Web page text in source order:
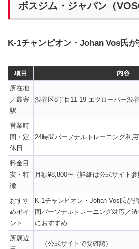
ボスジム・ジャパン（
K-1チャンピオン・Johan Vos氏
項目
内容
所在地
／最寄
駅
渋谷区8丁目11-19 エクローバー渋
営業時
間・定
休日
24時間パーソナルトレーニング利
料金目
安・特
徴
月額¥8,800〜（詳細は公式サイト参
おすす
めポイ
ント
K-1チャンピオン・Johan Vos氏が
間パーソナルトレーニング対応／
におすすめ
所属選
—（公式サイトで要確認）